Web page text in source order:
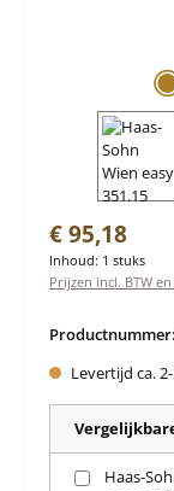
Normale prijs:
€ 95,18
Inhoud: 1 stuks
Prijzen incl. BTW
Productnummer:
Levertijd ca.
Haas-